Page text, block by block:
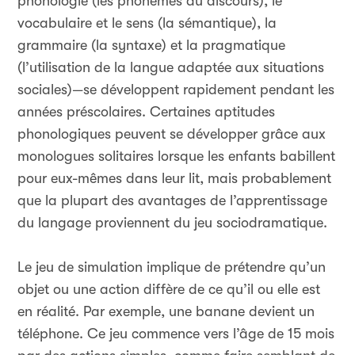
vocabulaire et le sens (la sémantique), la
grammaire (la syntaxe) et la pragmatique
(l’utilisation de la langue adaptée aux situations
sociales)—se développent rapidement pendant les
années préscolaires. Certaines aptitudes
phonologiques peuvent se développer grâce aux
monologues solitaires lorsque les enfants babillent
pour eux-mêmes dans leur lit, mais probablement
que la plupart des avantages de l’apprentissage
du langage proviennent du jeu sociodramatique.
Le jeu de simulation implique de prétendre qu’un
objet ou une action diffère de ce qu’il ou elle est
en réalité. Par exemple, une banane devient un
téléphone. Ce jeu commence vers l’âge de 15 mois